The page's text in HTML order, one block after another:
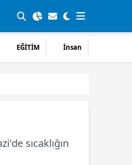
EĞİTİM İnsan
sıcaklığın